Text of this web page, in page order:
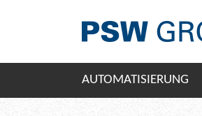
AUTOMATISIERUNG